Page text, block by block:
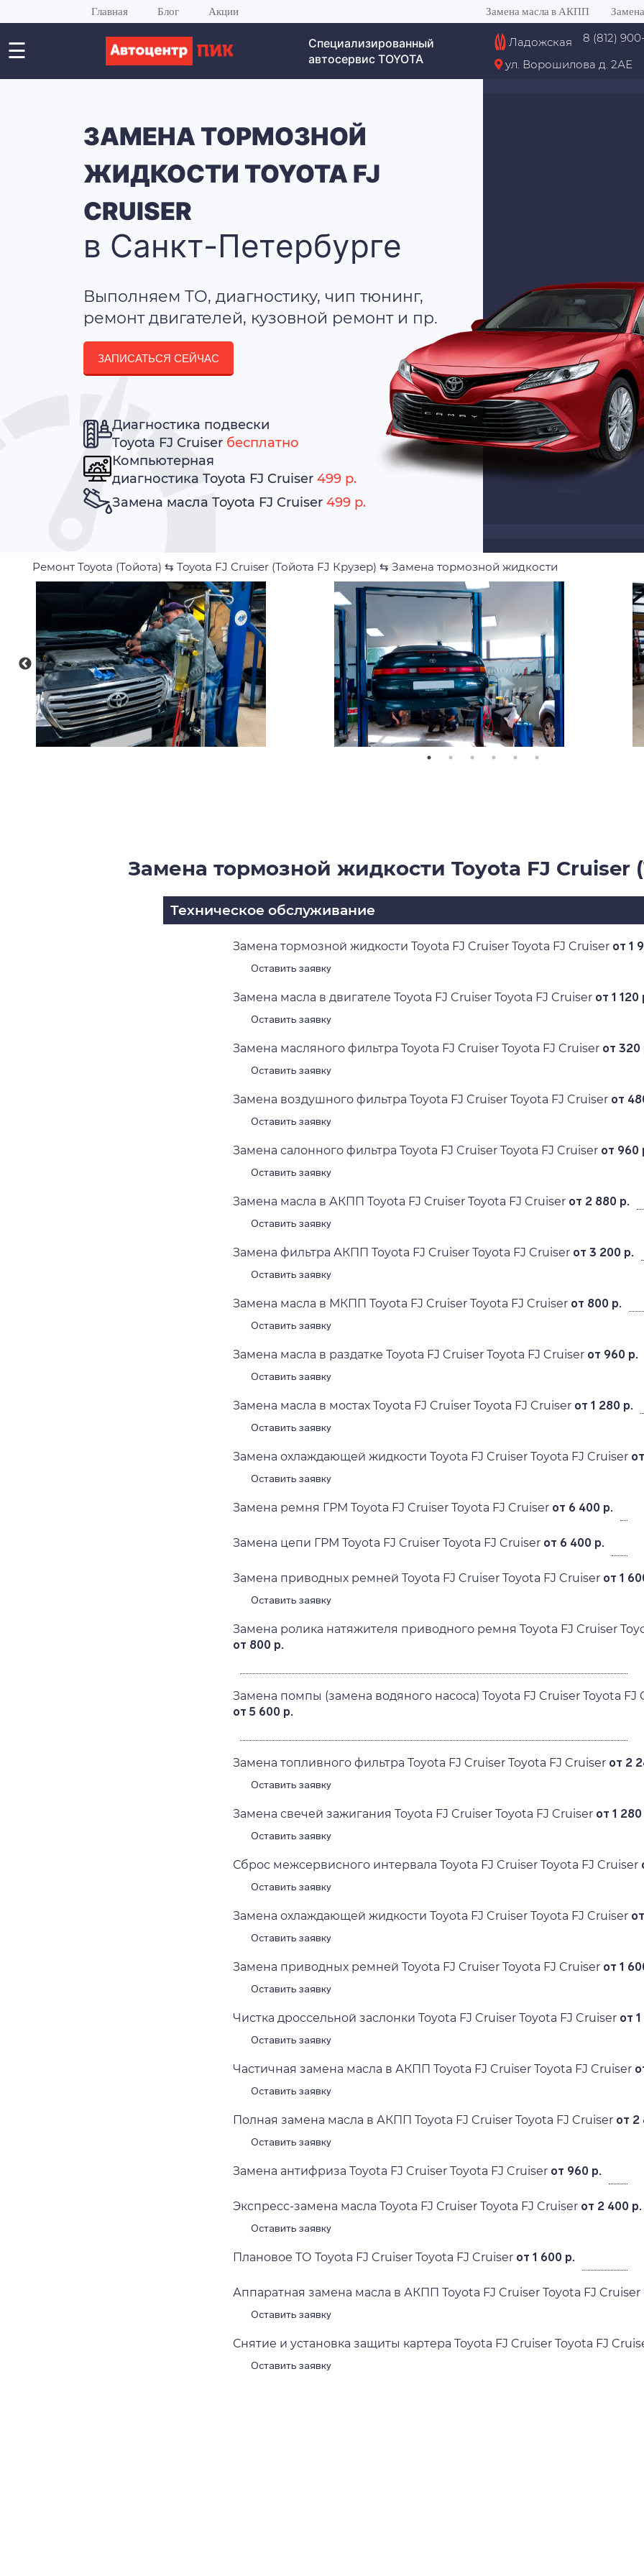
Главная Блог Акции Замена масла в АКПП
☰
Специализированный
автосервис TOYOTA
Ладожская
8 (812)
ул. Ворошилова д. 2АЕ
ЗАМЕНА ТОРМОЗНОЙ
ЖИДКОСТИ TOYOTA FJ
CRUISER
в Санкт-Петербурге
Выполняем ТО, диагностику, чип тюнинг,
ремонт двигателей, кузовной ремонт и пр.
ЗАПИСАТЬСЯ СЕЙЧАС
Диагностика подвески
Toyota FJ Cruiser бесплатно
Компьютерная
диагностика Toyota FJ Cruiser 499 р.
Замена масла Toyota FJ Cruiser 499 р.
Ремонт Toyota (Тойота) ⇆ Toyota FJ Cruiser (Тойота FJ Крузер) ⇆ Замена тормозной жидкости
Замена тормозной жидкости Toyota FJ Cruiser
Техническое обслуживание
Замена тормозной жидкости Toyota FJ Cruiser Toyota FJ Cruiser от 1
Оставить заявку
Замена масла в двигателе Toyota FJ Cruiser Toyota FJ Cruiser от 1 120
Оставить заявку
Замена масляного фильтра Toyota FJ Cruiser Toyota FJ Cruiser от 320
Оставить заявку
Замена воздушного фильтра Toyota FJ Cruiser Toyota FJ Cruiser от
Оставить заявку
Замена салонного фильтра Toyota FJ Cruiser Toyota FJ Cruiser от 960
Оставить заявку
Замена масла в АКПП Toyota FJ Cruiser Toyota FJ Cruiser от 2 880 р.
Оставить заявку
Замена фильтра АКПП Toyota FJ Cruiser Toyota FJ Cruiser от 3 200 р.
Оставить заявку
Замена масла в МКПП Toyota FJ Cruiser Toyota FJ Cruiser от 800 р.
Оставить заявку
Замена масла в раздатке Toyota FJ Cruiser Toyota FJ Cruiser от 960 р.
Оставить заявку
Замена масла в мостах Toyota FJ Cruiser Toyota FJ Cruiser от 1 280 р.
Оставить заявку
Замена охлаждающей жидкости Toyota FJ Cruiser Toyota FJ Cruiser
Оставить заявку
Замена ремня ГРМ Toyota FJ Cruiser Toyota FJ Cruiser от 6 400 р.
Замена цепи ГРМ Toyota FJ Cruiser Toyota FJ Cruiser от 6 400 р.
Замена приводных ремней Toyota FJ Cruiser Toyota FJ Cruiser от 1
Оставить заявку
Замена ролика натяжителя приводного ремня Toyota FJ Cruiser
от 800 р.
Замена помпы (замена водяного насоса) Toyota FJ Cruiser Toyota FJ
от 5 600 р.
Замена топливного фильтра Toyota FJ Cruiser Toyota FJ Cruiser от 2
Оставить заявку
Замена свечей зажигания Toyota FJ Cruiser Toyota FJ Cruiser от 1
Оставить заявку
Сброс межсервисного интервала Toyota FJ Cruiser Toyota FJ Cruiser
Оставить заявку
Замена охлаждающей жидкости Toyota FJ Cruiser Toyota FJ Cruiser
Оставить заявку
Замена приводных ремней Toyota FJ Cruiser Toyota FJ Cruiser от 1
Оставить заявку
Чистка дроссельной заслонки Toyota FJ Cruiser Toyota FJ Cruiser от
Оставить заявку
Частичная замена масла в АКПП Toyota FJ Cruiser Toyota FJ Cruiser
Оставить заявку
Полная замена масла в АКПП Toyota FJ Cruiser Toyota FJ Cruiser от 2
Оставить заявку
Замена антифриза Toyota FJ Cruiser Toyota FJ Cruiser от 960 р.
Экспресс-замена масла Toyota FJ Cruiser Toyota FJ Cruiser от 2 400 р.
Оставить заявку
Плановое ТО Toyota FJ Cruiser Toyota FJ Cruiser от 1 600 р.
Аппаратная замена масла в АКПП Toyota FJ Cruiser Toyota FJ Cruiser
Оставить заявку
Снятие и установка защиты картера Toyota FJ Cruiser Toyota FJ
Оставить заявку